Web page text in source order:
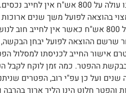
בהוצאה לפועל משך שנים
שרשם ההוצאה לפועל יבחן הבקשה,
אישור החייב לכניסתו למסלול
בבקשת ההפטר. כמה זמן לוקח לקבל
שנים ועל כן עפ"י רוב, הפטרים